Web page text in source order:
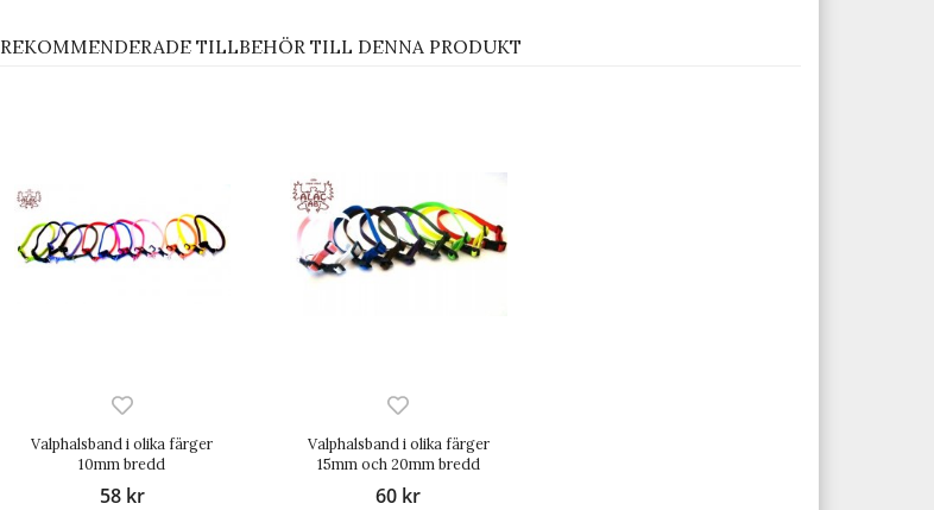
REKOMMENDERADE TILLBEHÖR TILL DENNA PRODUKT
Valphalsband i olika färger
10mm bredd
58 kr
Valphalsband i olika färger
15mm och 20mm bredd
60 kr